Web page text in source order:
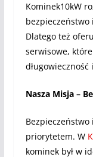
Kominek10kW
Dlatego też
serwisowe,
długowieczność
Nasza Misja –
priorytetem. W
kominek był w